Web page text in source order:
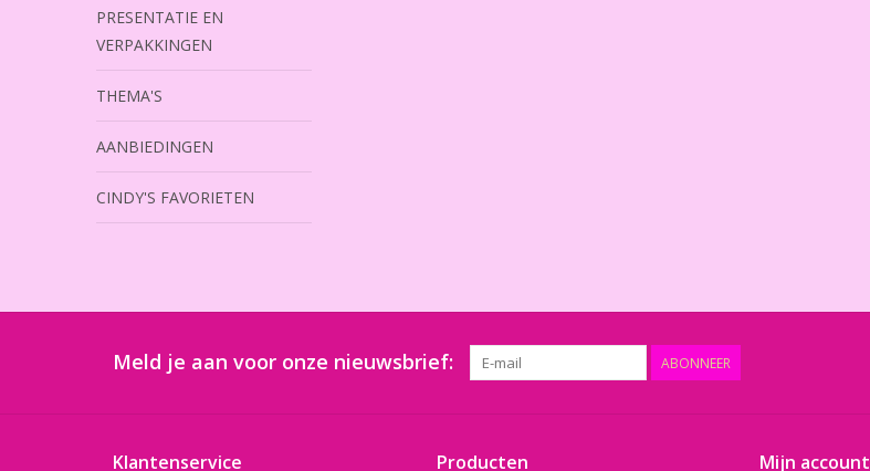
PRESENTATIE EN
VERPAKKINGEN
THEMA'S
AANBIEDINGEN
CINDY'S FAVORIETEN
Meld je aan voor onze nieuwsbrief: ABONNEER
Klantenservice Producten Mijn account